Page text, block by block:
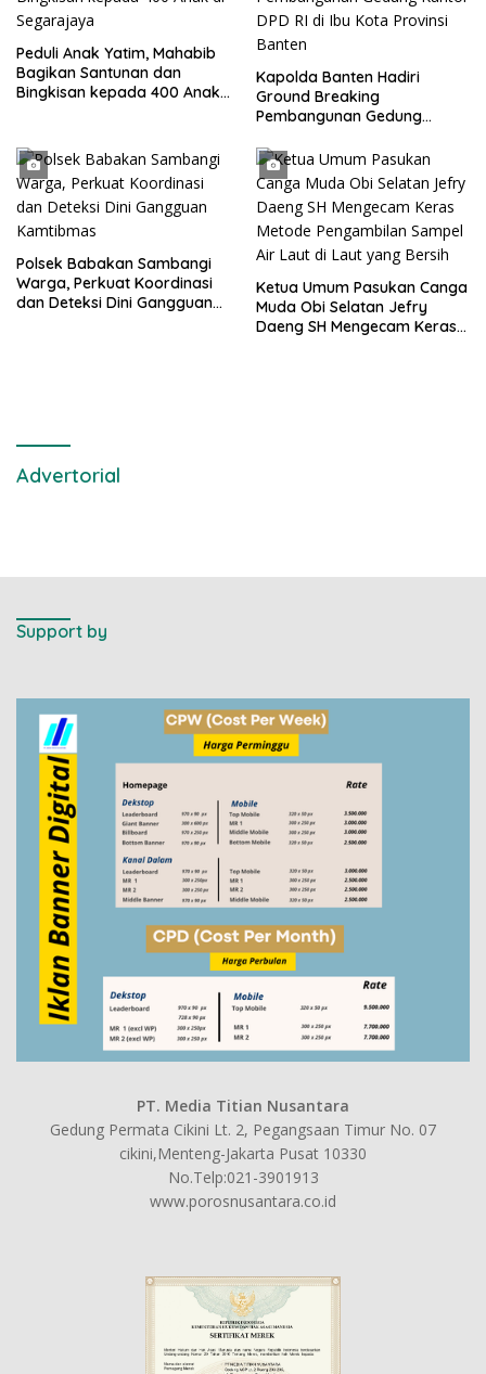
Peduli Anak Yatim, Mahabib
Bagikan Santunan dan
Bingkisan kepada 400 Anak
Kapolda Banten Hadiri
Ground Breaking
Pembangunan Gedung
Provinsi Banten
Polsek Babakan Sambangi
Warga, Perkuat Koordinasi
dan Deteksi Dini Gangguan
Ketua Umum Pasukan Canga
Muda Obi Selatan Jefry
Daeng SH Mengecam Keras
Advertorial
Support by
PT. Media Titian Nusantara
Gedung Permata Cikini Lt. 2, Pegangsaan Timur No. 07
cikini,Menteng-Jakarta Pusat 10330
No.Telp:021-3901913
www.porosnusantara.co.id